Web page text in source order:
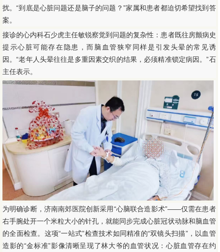
扰。“到底是心脏问题还是脑子的问题？”家属和患者都迫切希望找到答
案。
接诊的心内科石少虎主任敏锐察觉到问题的复杂性：患者既往房颤病史
提示心脏可能存在隐患，而脑血管狭窄同样是引发头晕的常见诱
因。“老年人头晕往往是多重因素交织的结果，必须精准锁定病因。”石
主任表示。
为明确诊断，济南南郊医院创新采用“心脑联合造影术”——仅需在患者
右手腕处开一个米粒大小的针孔，就能同步完成心脏冠状动脉和脑血管
的全面检查。这项“一站式”检查技术如同精准的“双镜头扫描”，以血管
造影的“金标准”影像清晰呈现了林大爷的血管状况：心脏血管存在约